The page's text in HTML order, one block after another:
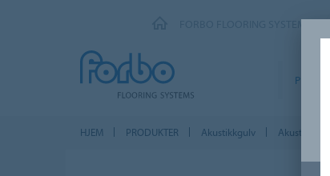
FORBO FLOORING SYSTEMS
HJEM PRODUKTER Akustikkgulv Akustikk